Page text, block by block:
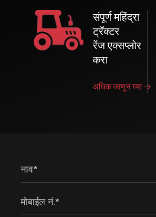
संपूर्ण महिंद्रा
ट्रॅक्टर
रेंज एक्सप्लोर
करा
अधिक जाणून घ्या
नाव*
मोबाईल नं.*